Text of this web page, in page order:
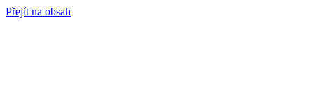
Přejít na obsah